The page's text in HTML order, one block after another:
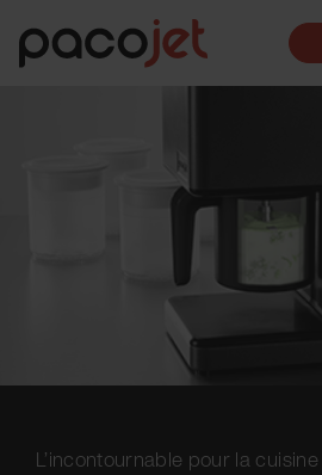
L’incontournable pour la